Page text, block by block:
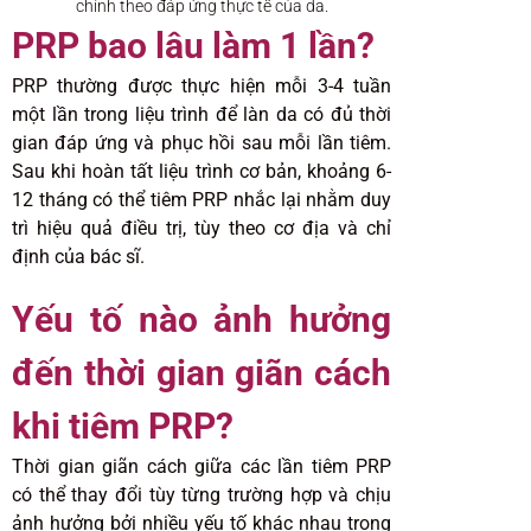
chỉnh theo đáp ứng thực tế của da.
PRP bao lâu làm 1 lần?
PRP thường được thực hiện mỗi 3-4 tuần
một lần trong liệu trình để làn da có đủ thời
gian đáp ứng và phục hồi sau mỗi lần tiêm.
Sau khi hoàn tất liệu trình cơ bản, khoảng 6-
12 tháng có thể tiêm PRP nhắc lại nhằm duy
trì hiệu quả điều trị, tùy theo cơ địa và chỉ
định của bác sĩ.
Yếu tố nào ảnh hưởng
đến thời gian giãn cách
khi tiêm PRP?
Thời gian giãn cách giữa các lần tiêm PRP
có thể thay đổi tùy từng trường hợp và chịu
ảnh hưởng bởi nhiều yếu tố khác nhau trong